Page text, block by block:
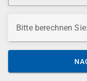
Bitte berechnen